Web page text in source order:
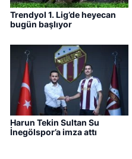
Trendyol 1. Lig’de heyecan
bugün başlıyor
Harun Tekin Sultan Su
İnegölspor’a imza attı